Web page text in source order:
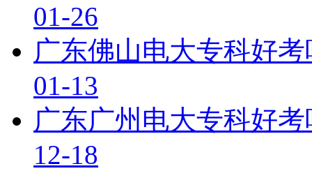
01-26
广东佛山电大专科好
01-13
广东广州电大专科好
12-18